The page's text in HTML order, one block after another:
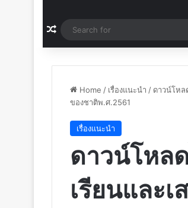
Random Article
Home / เรื่องแนะนำ / ดาวน์โหล
ของชาติพ.ศ.2561
เรื่องแนะนำ
ดาวน์โหล
เรียนและ